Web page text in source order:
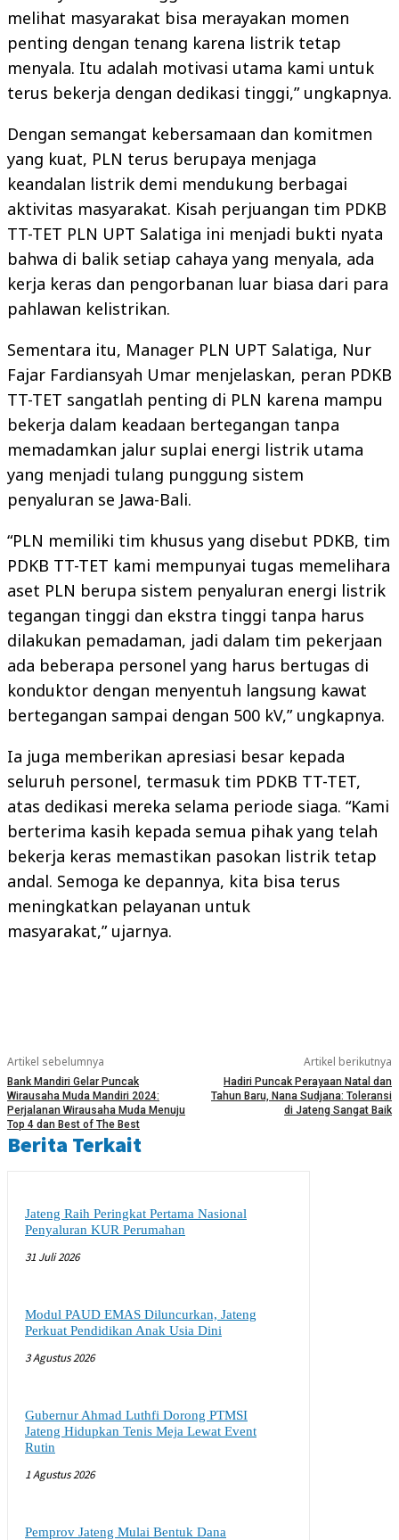
melihat masyarakat bisa merayakan momen
penting dengan tenang karena listrik tetap
menyala. Itu adalah motivasi utama kami untuk
terus bekerja dengan dedikasi tinggi,” ungkapnya.
Dengan semangat kebersamaan dan komitmen
yang kuat, PLN terus berupaya menjaga
keandalan listrik demi mendukung berbagai
aktivitas masyarakat. Kisah perjuangan tim PDKB
TT-TET PLN UPT Salatiga ini menjadi bukti nyata
bahwa di balik setiap cahaya yang menyala, ada
kerja keras dan pengorbanan luar biasa dari para
pahlawan kelistrikan.
Sementara itu, Manager PLN UPT Salatiga, Nur
Fajar Fardiansyah Umar menjelaskan, peran PDKB
TT-TET sangatlah penting di PLN karena mampu
bekerja dalam keadaan bertegangan tanpa
memadamkan jalur suplai energi listrik utama
yang menjadi tulang punggung sistem
penyaluran se Jawa-Bali.
“PLN memiliki tim khusus yang disebut PDKB, tim
PDKB TT-TET kami mempunyai tugas memelihara
aset PLN berupa sistem penyaluran energi listrik
tegangan tinggi dan ekstra tinggi tanpa harus
dilakukan pemadaman, jadi dalam tim pekerjaan
ada beberapa personel yang harus bertugas di
konduktor dengan menyentuh langsung kawat
bertegangan sampai dengan 500 kV,” ungkapnya.
Ia juga memberikan apresiasi besar kepada
seluruh personel, termasuk tim PDKB TT-TET,
atas dedikasi mereka selama periode siaga. “Kami
berterima kasih kepada semua pihak yang telah
bekerja keras memastikan pasokan listrik tetap
andal. Semoga ke depannya, kita bisa terus
meningkatkan pelayanan untuk
masyarakat,” ujarnya.
Artikel sebelumnya
Bank Mandiri Gelar Puncak
Wirausaha Muda Mandiri 2024:
Perjalanan Wirausaha Muda Menuju
Top 4 dan Best of The Best
Artikel berikutnya
Hadiri Puncak Perayaan Natal dan
Tahun Baru, Nana Sudjana: Toleransi
di Jateng Sangat Baik
Berita Terkait
Jateng Raih Peringkat Pertama Nasional
Penyaluran KUR Perumahan
31 Juli 2026
Modul PAUD EMAS Diluncurkan, Jateng
Perkuat Pendidikan Anak Usia Dini
3 Agustus 2026
Gubernur Ahmad Luthfi Dorong PTMSI
Jateng Hidupkan Tenis Meja Lewat Event
Rutin
1 Agustus 2026
Pemprov Jateng Mulai Bentuk Dana